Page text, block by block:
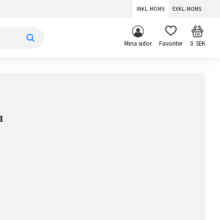
INKL. MOMS EXKL. MOMS
Mina sidor FAVORITER 0SEK